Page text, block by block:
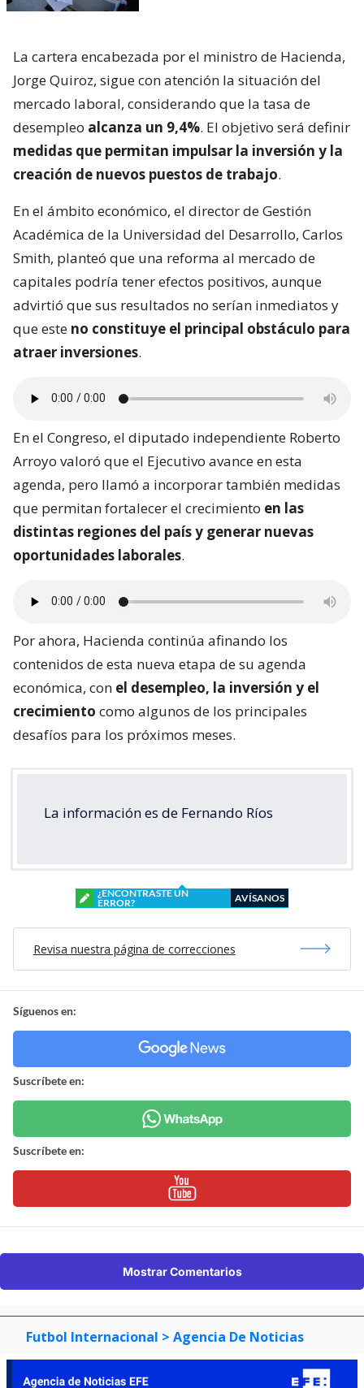
La cartera encabezada por el ministro de Hacienda,
Jorge Quiroz, sigue con atención la situación del
mercado laboral, considerando que la tasa de
desempleo alcanza un 9,4%. El objetivo será definir
medidas que permitan impulsar la inversión y la
creación de nuevos puestos de trabajo.
En el ámbito económico, el director de Gestión
Académica de la Universidad del Desarrollo, Carlos
Smith, planteó que una reforma al mercado de
capitales podría tener efectos positivos, aunque
advirtió que sus resultados no serían inmediatos y
que este no constituye el principal obstáculo para
atraer inversiones.
En el Congreso, el diputado independiente Roberto
Arroyo valoró que el Ejecutivo avance en esta
agenda, pero llamó a incorporar también medidas
que permitan fortalecer el crecimiento en las
distintas regiones del país y generar nuevas
oportunidades laborales.
Por ahora, Hacienda continúa afinando los
contenidos de esta nueva etapa de su agenda
económica, con el desempleo, la inversión y el
crecimiento como algunos de los principales
desafíos para los próximos meses.
La información es de Fernando Ríos
¿ENCONTRASTE UN
ERROR?
AVÍSANOS
Revisa nuestra página de correcciones
Síguenos en:
Suscríbete en:
Suscríbete en:
Mostrar Comentarios
Futbol Internacional > Agencia De Noticias